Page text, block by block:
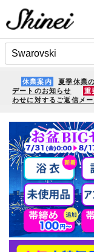
休業案内 夏季休業
デートのお知らせ
重
わせに対するご返信メ